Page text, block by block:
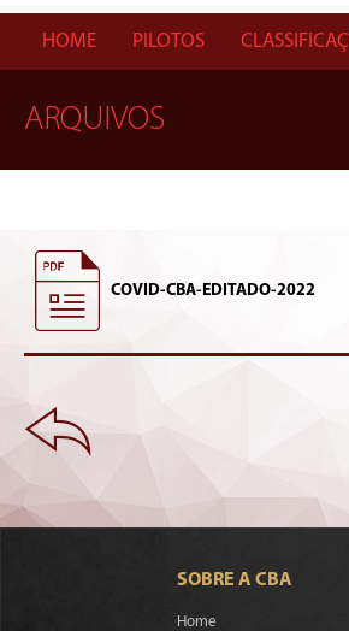
HOME PILOTOS
ARQUIVOS
COVID-CBA-EDITADO-2022
SOBRE A CBA
Home